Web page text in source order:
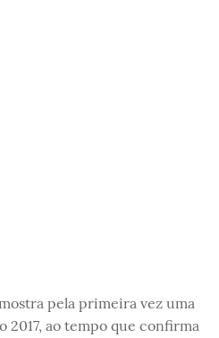
pela primeira vez uma
2017, ao tempo que confirma